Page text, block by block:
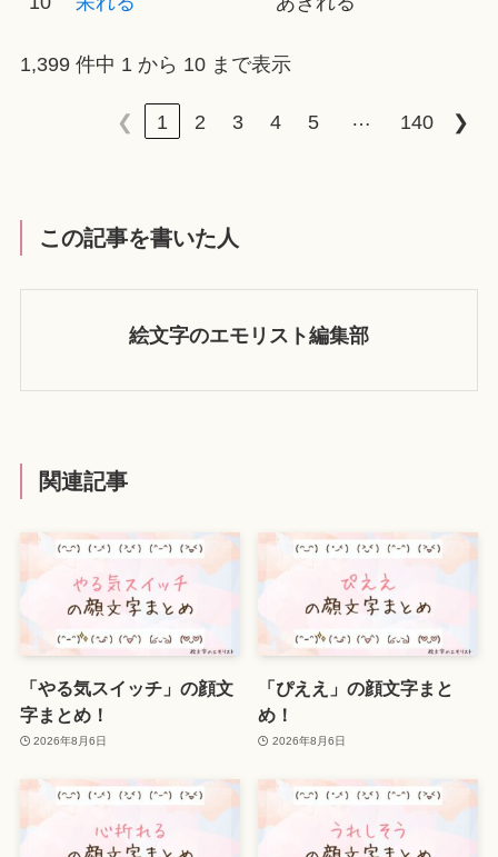
1,399 件中 1 から 10 まで表示
❮ 1 2 3 4 5 … 140 ❯
この記事を書いた人
絵文字のエモリスト編集部
関連記事
「やる気スイッチ」の顔文
字まとめ！
2026年8月6日
「ぴええ」の顔文字まと
め！
2026年8月6日